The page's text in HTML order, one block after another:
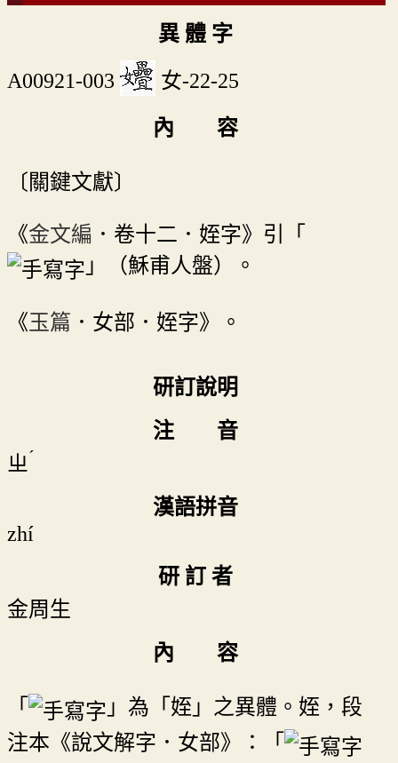
異 體 字
A00921-003 女-22-25
內 容
〔關鍵文獻〕
《金文編 ．卷十二．姪字》引「
」（穌甫人盤）。
《玉篇 ．女部．姪字》。
研訂說明
注 音
ㄓˊ
漢語拼音
zhí
研 訂 者
金周生
內 容
「
」為「姪」之異體。姪，段
注本《說文解字．女部》：「